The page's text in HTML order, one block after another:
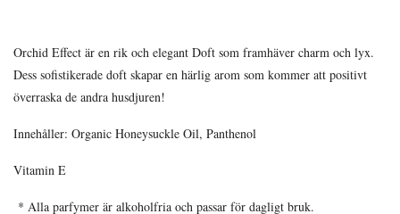
Orchid Effect är en rik och elegant Doft som framhäver charm och lyx.
Dess sofistikerade doft skapar en härlig arom som kommer att positivt
överraska de andra husdjuren!
Innehåller: Organic Honeysuckle Oil, Panthenol
Vitamin E
* Alla parfymer är alkoholfria och passar för dagligt bruk.